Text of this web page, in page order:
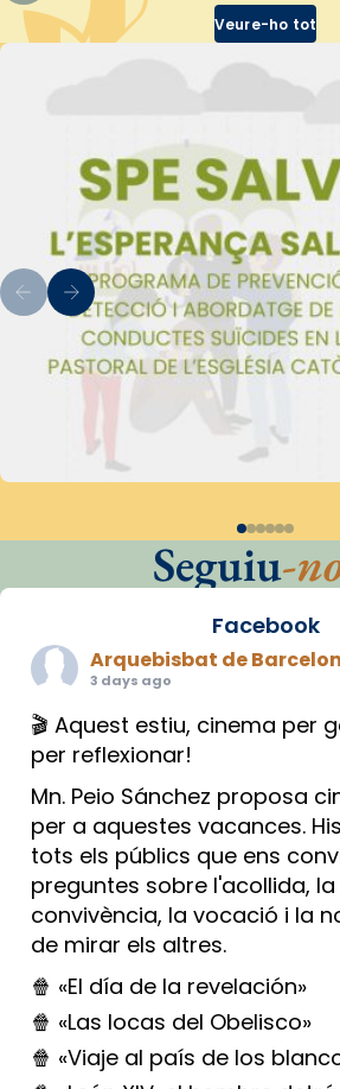
Veure-ho tot
Seguiu-
Facebook
Arquebisbat de
3 days ago
🎬 Aquest estiu, cinema per
per reflexionar!
Mn. Peio Sánchez proposa
per a aquestes vacances.
tots els públics que ens
preguntes sobre l'acollida,
convivència, la vocació i la
de mirar els altres.
🍿 «El día de la revelación»
🍿 «Las locas del Obelisco»
🍿 «Viaje al país de los